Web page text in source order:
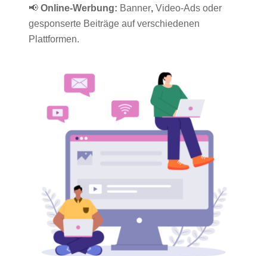
📢 Online-Werbung: Banner, Video-Ads oder
gesponserte Beiträge auf verschiedenen
Plattformen.